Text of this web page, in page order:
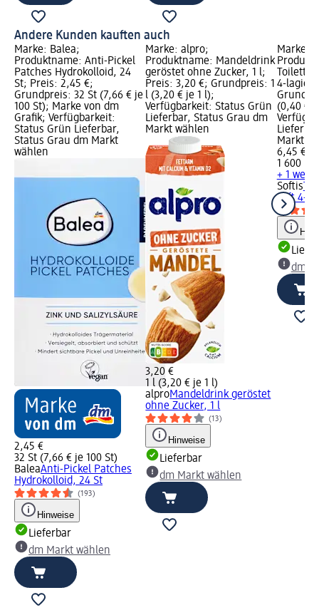
Andere Kunden kauften auch
Marke: Balea;
Produktname: Anti-Pickel
Patches Hydrokolloid, 24
St; Preis: 2,45 €;
Grundpreis: 32 St (7,66 € je
100 St); Marke von dm
Grafik; Verfügbarkeit:
Status Grün Lieferbar,
Status Grau dm Markt
wählen
2,45 €
32 St (7,66 € je 100 St)
BaleaAnti-Pickel Patches
Hydrokolloid, 24 St
(193)
Hinweise
Lieferbar
dm Markt wählen
Marke: alpro;
Produktname: Mandeldrink
geröstet ohne Zucker, 1 l;
Preis: 3,20 €; Grundpreis: 1
l (3,20 € je 1 l);
Verfügbarkeit: Status Grün
Lieferbar, Status Grau dm
Markt wählen
3,20 €
1 l (3,20 € je 1 l)
alproMandeldrink geröstet
ohne Zucker, 1 l
(13)
Hinweise
Lieferbar
dm Markt wählen
Marke:
4-lagig,
(0,40 €
Markt
6,45 €
1 600 Bl
+ 1
Softis
soft 4-
dm